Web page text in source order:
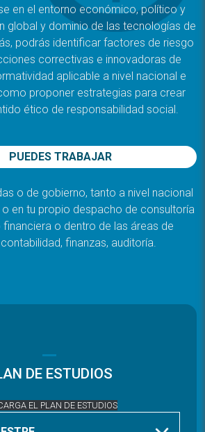
en el entorno económico, político y
global y dominio de las tecnologías de
podrás identificar factores de riesgo
correctivas e innovadoras de
aplicable a nivel nacional e
proponer estrategias para crear
ético de responsabilidad social.
PUEDES TRABAJAR
o de gobierno, tanto a nivel nacional
en tu propio despacho de consultoría
o dentro de las áreas de
finanzas, auditoría.
DE ESTUDIOS
EL PLAN DE ESTUDIOS